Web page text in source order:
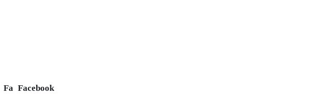
Fa Facebook